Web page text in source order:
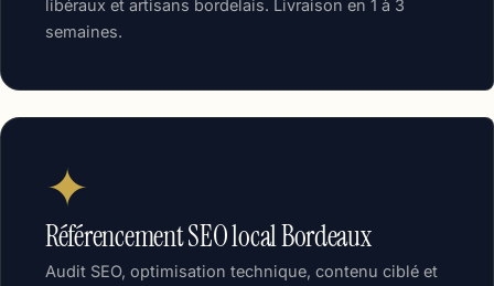
libéraux et artisans bordelais. Livraison en 1 à 3
semaines.
✦
Référencement SEO local Bordeaux
Audit SEO, optimisation technique, contenu ciblé et